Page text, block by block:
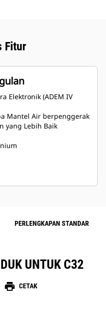
Fitur
Elektronik (ADEM IV
Mantel Air berpenggerak
yang Lebih Baik
PERLENGKAPAN STANDAR
UNTUK C32
print CETAK